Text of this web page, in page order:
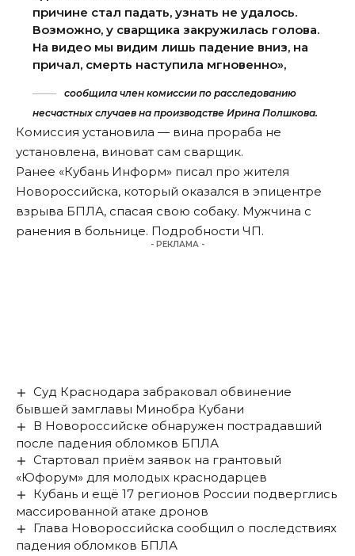
причине стал падать, узнать не удалось.
Возможно, у сварщика закружилась голова.
На видео мы видим лишь падение вниз, на
причал, смерть наступила мгновенно»,
сообщила член комиссии по расследованию
несчастных случаев на производстве Ирина Полшкова.
Комиссия установила — вина прораба не
установлена, виноват сам сварщик.
Ранее «Кубань Информ» писал про жителя
Новороссийска, который оказался в эпицентре
взрыва БПЛА, спасая свою собаку. Мужчина с
ранения в больнице. Подробности ЧП.
- РЕКЛАМА -
Суд Краснодара забраковал обвинение
бывшей замглавы Минобра Кубани
В Новороссийске обнаружен пострадавший
после падения обломков БПЛА
Стартовал приём заявок на грантовый
«Юфорум» для молодых краснодарцев
Кубань и ещё 17 регионов России подверглись
массированной атаке дронов
Глава Новороссийска сообщил о последствиях
падения обломков БПЛА